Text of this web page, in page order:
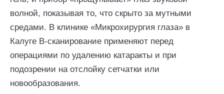
волной, показывая то, что скрыто за мутными
средами. В клинике «Микрохирургия глаза» в
Калуге B-сканирование применяют перед
операциями по удалению катаракты и при
подозрении на отслойку сетчатки или
новообразования.